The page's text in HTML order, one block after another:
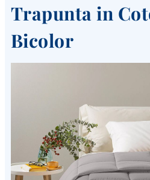
Trapunta in
Bicolor